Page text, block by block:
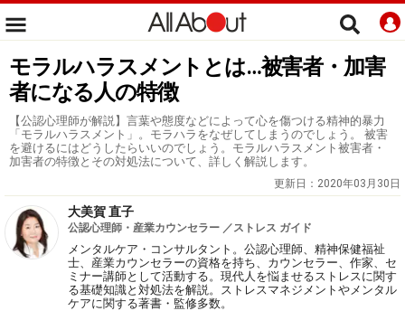
モラルハラスメントとは…被害者・加害
者になる人の特徴
【公認心理師が解説】言葉や態度などによって心を傷つける精神的暴力
「モラルハラスメント」。モラハラをなぜしてしまうのでしょう。 被害
を避けるにはどうしたらいいのでしょう。モラルハラスメント被害者・
加害者の特徴とその対処法について、詳しく解説します。
更新日： 2020年03月30日
大美賀 直子
公認心理師・産業カウンセラー ／ストレス ガイド
メンタルケア・コンサルタント。公認心理師、精神保健福祉
士、産業カウンセラーの資格を持ち、カウンセラー、作家、セ
ミナー講師として活動する。現代人を悩ませるストレスに関す
る基礎知識と対処法を解説。ストレスマネジメントやメンタル
ケアに関する著書・監修多数。